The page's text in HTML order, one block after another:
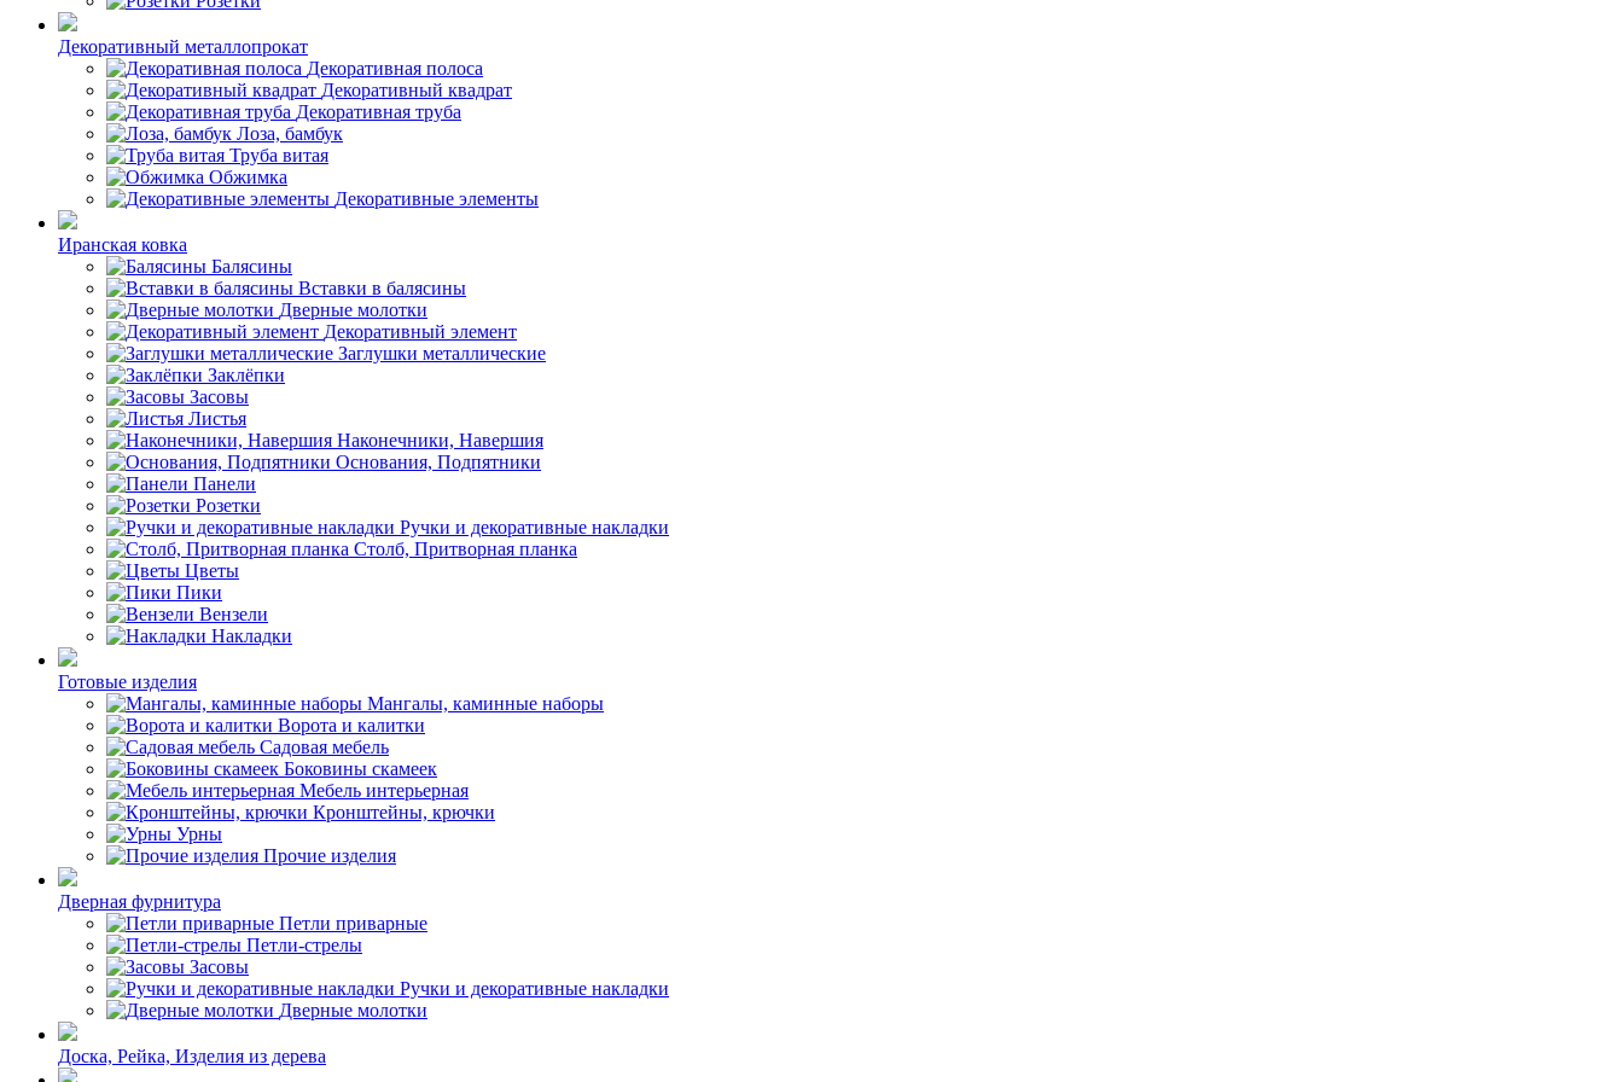
Декоративный металлопрокат
Декоративная полоса
Декоративный квадрат
Декоративная труба
Лоза, бамбук
Труба витая
Обжимка
Декоративные элементы
Иранская ковка
Балясины
Вставки в балясины
Дверные молотки
Декоративный элемент
Заглушки металлические
Заклёпки
Засовы
Листья
Наконечники, Навершия
Основания, Подпятники
Панели
Розетки
Ручки и декоративные накладки
Столб, Притворная планка
Цветы
Пики
Вензели
Накладки
Готовые изделия
Мангалы, каминные наборы
Ворота и калитки
Садовая мебель
Боковины скамеек
Мебель интерьерная
Кронштейны, крючки
Урны
Прочие изделия
Дверная фурнитура
Петли приварные
Петли-стрелы
Засовы
Ручки и декоративные накладки
Дверные молотки
Доска, Рейка, Изделия из дерева